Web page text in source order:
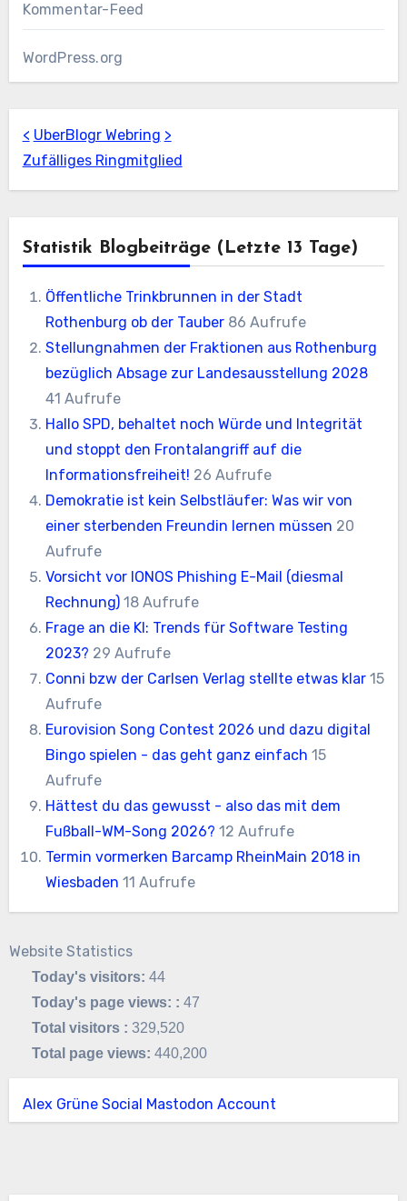
Kommentar-Feed
WordPress.org
< UberBlogr Webring >
Zufälliges Ringmitglied
Statistik Blogbeiträge (letzte 13 Tage)
Öffentliche Trinkbrunnen in der Stadt
Rothenburg ob der Tauber 86 Aufrufe
Stellungnahmen der Fraktionen aus Rothenburg
bezüglich Absage zur Landesausstellung 2028
41 Aufrufe
Hallo SPD, behaltet noch Würde und Integrität
und stoppt den Frontalangriff auf die
Informationsfreiheit! 26 Aufrufe
Demokratie ist kein Selbstläufer: Was wir von
einer sterbenden Freundin lernen müssen 20
Aufrufe
Vorsicht vor IONOS Phishing E-Mail (diesmal
Rechnung) 18 Aufrufe
Frage an die KI: Trends für Software Testing
2023? 29 Aufrufe
Conni bzw der Carlsen Verlag stellte etwas klar 15
Aufrufe
Eurovision Song Contest 2026 und dazu digital
Bingo spielen - das geht ganz einfach 15
Aufrufe
Hättest du das gewusst - also das mit dem
Fußball-WM-Song 2026? 12 Aufrufe
Termin vormerken Barcamp RheinMain 2018 in
Wiesbaden 11 Aufrufe
Website Statistics
Today's visitors:44
Today's page views: :47
Total visitors :329,520
Total page views:440,200
Alex Grüne Social Mastodon Account